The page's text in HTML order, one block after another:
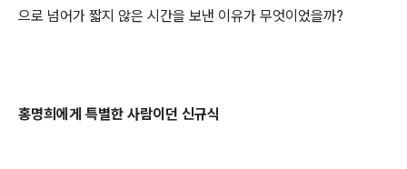
으로 넘어가 짧지 않은 시간을 보낸 이유가 무엇이었을까?
홍명희에게 특별한 사람이던 신규식